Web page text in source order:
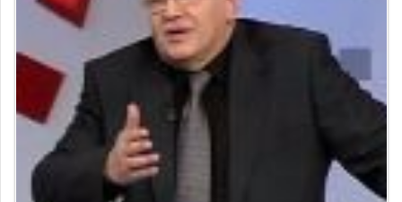
Kategóriák
Intézményi listák
Intézmények
Közreműködők